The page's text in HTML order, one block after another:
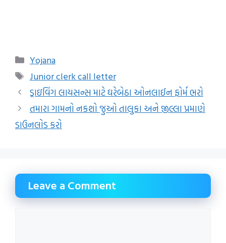
Categories
Yojana
Tags
Junior clerk call letter
ડ્રાઇવિંગ લાયસન્સ માટે ઘરેબેઠા ઓનલાઈન ફોર્મ ભરો
તમારા ગામનો નકશો જુઓ તાલુકા અને જીલ્લા પ્રમાણે
ડાઉનલોડ કરો
Leave a Comment